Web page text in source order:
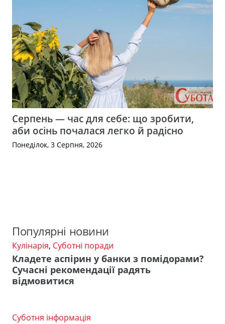
Серпень — час для себе: що зробити,
аби осінь почалася легко й радісно
Понеділок, 3 Серпня, 2026
Популярні новини
Кулінарія, Суботні поради
Кладете аспірин у банки з помідорами?
Сучасні рекомендації радять
відмовитися
Суботня інформація